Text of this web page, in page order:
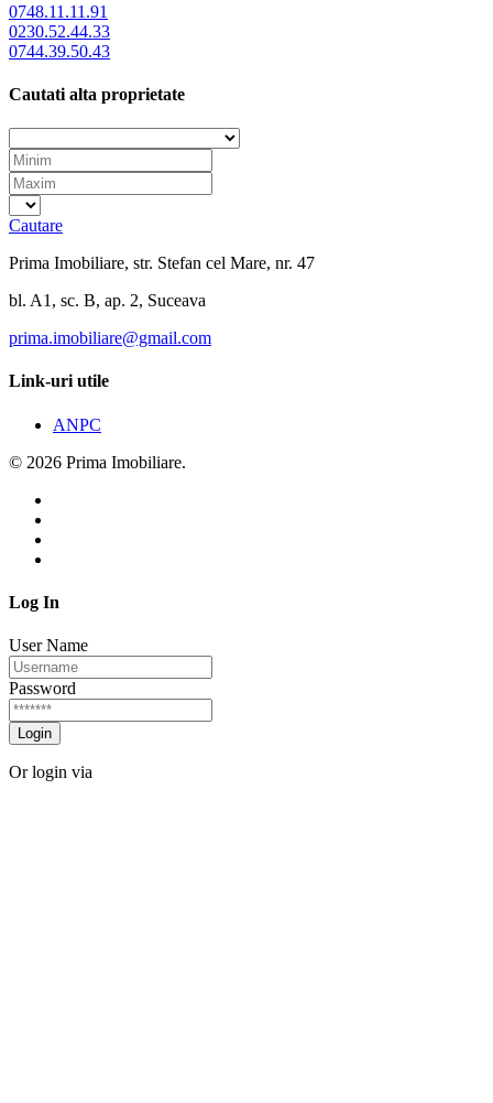
0748.11.11.91
0230.52.44.33
0744.39.50.43
Cautati alta proprietate
Cautare
Prima Imobiliare, str. Stefan cel Mare, nr. 47
bl. A1, sc. B, ap. 2, Suceava
prima.imobiliare@gmail.com
Link-uri utile
ANPC
© 2026 Prima Imobiliare.
Log In
User Name
Password
Login
Or login via